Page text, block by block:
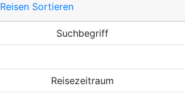
Reisen Sortieren
Suchbegriff
Reisezeitraum